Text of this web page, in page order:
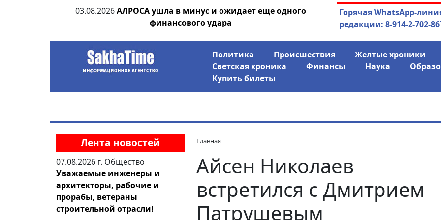
03.08.2026 АЛРОСА ушла в минус и ожидает еще одного
финансового удара
04.08.2026Маринычев у
Горячая WhatsApp-
редакции: 8-914-2-702-
Политика Происшествия Желтые хроники
Светская хроника
Финансы Наука
Купить билеты
Лента новостей
07.08.2026 г. Общество
Уважаемые инженеры и
архитекторы, рабочие и
прорабы, ветераны
строительной отрасли!
Главная
Айсен Николаев
встретился с Дмитрием
Патрушевым